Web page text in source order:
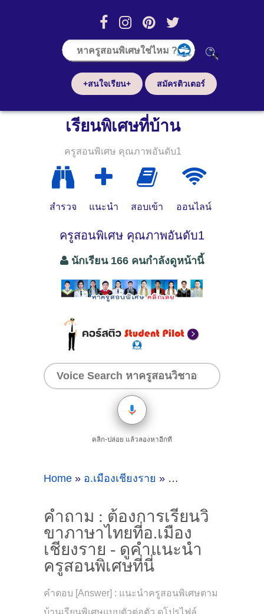
+สนใจเรียน+ สมัครติวเตอร์
เรียนพิเศษที่บ้าน
ครูสอนพิเศษ คุณภาพอันดับ1
สำรวจ แนะนำ สอบเข้า ออนไลน์
ครูสอนพิเศษ คุณภาพอันดับ1
นักเรียน 166 คนกำลังดูหน้านี้
คลิก-ปล่อย แล้วลองหาอีกที
Home » อ.เมืองเชียงราย » คำถาม : ต้องการเรี
คำถาม : ต้องการเรียนวิ
ขาภาษาไทยที่อ.เมือง
เชียงราย - ดูคำแนะนำ
ครูสอนพิเศษที่นี่
คำตอบ [Answer] : แนะนำครูสอนพิเศษตาม
บ้านเรียนพิเศษแบบตัวต่อตัว ดูโปรไฟล์